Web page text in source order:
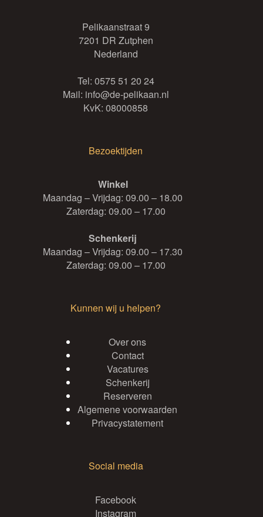
Pelikaanstraat 9
7201 DR Zutphen
Nederland
Tel: 0575 51 20 24
Mail: info@de-pelikaan.nl
KvK: 08000858
Bezoektijden
Winkel
Maandag – Vrijdag: 09.00 – 18.00
Zaterdag: 09.00 – 17.00
Schenkerij
Maandag – Vrijdag: 09.00 – 17.30
Zaterdag: 09.00 – 17.00
Kunnen wij u helpen?
Over ons
Contact
Vacatures
Schenkerij
Reserveren
Algemene voorwaarden
Privacystatement
Social media
Facebook
Instagram